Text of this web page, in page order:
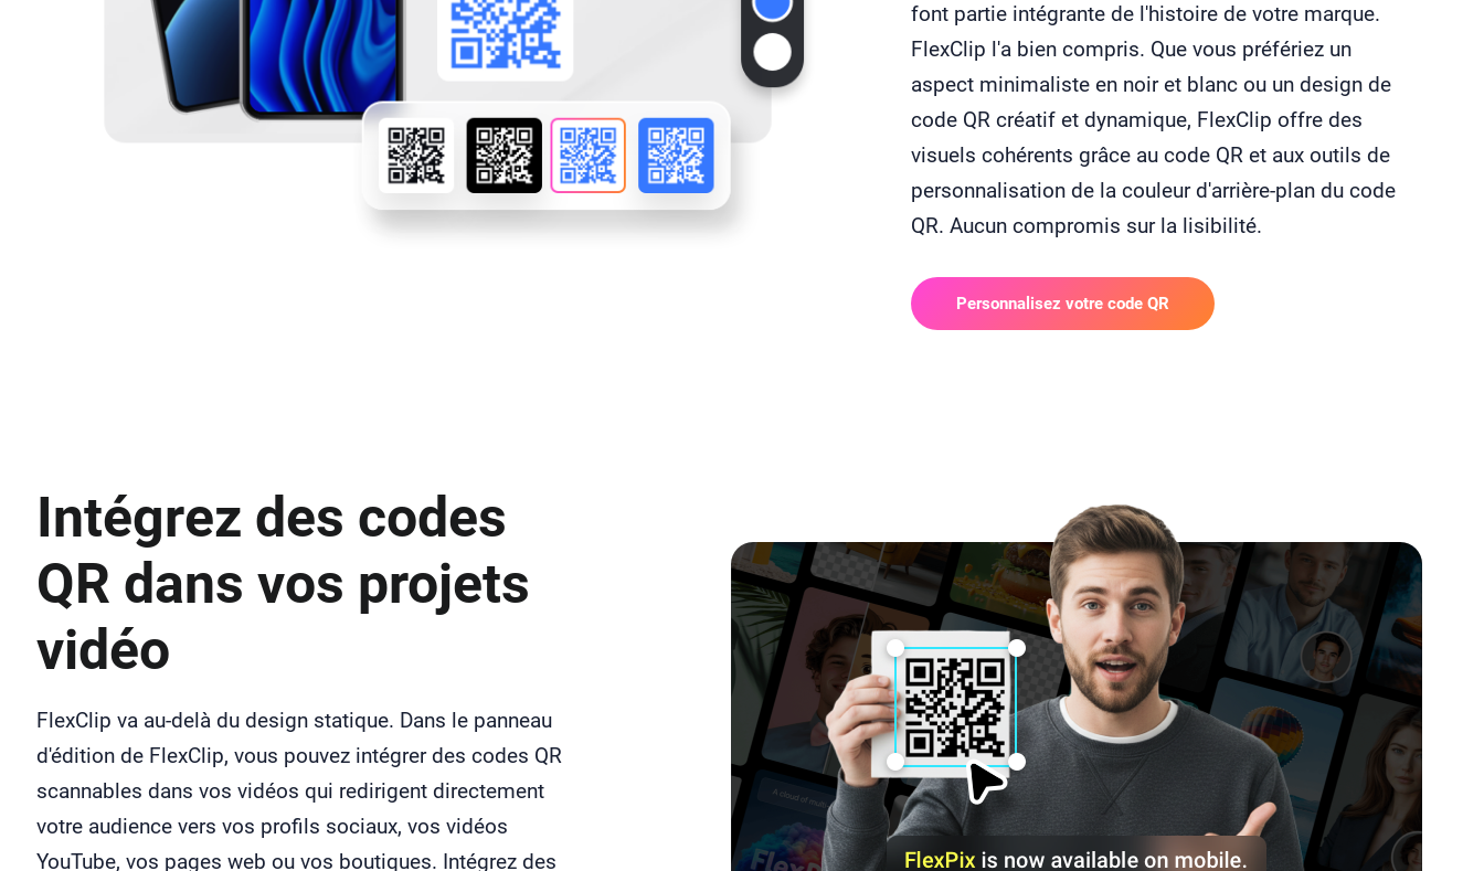
font partie intégrante de l'histoire de votre marque.
FlexClip l'a bien compris. Que vous préfériez un
aspect minimaliste en noir et blanc ou un design de
code QR créatif et dynamique, FlexClip offre des
visuels cohérents grâce au code QR et aux outils de
personnalisation de la couleur d'arrière-plan du code
QR. Aucun compromis sur la lisibilité.
Personnalisez votre code QR
Intégrez des codes
QR dans vos projets
vidéo
FlexClip va au-delà du design statique. Dans le panneau
d'édition de FlexClip, vous pouvez intégrer des codes QR
scannables dans vos vidéos qui redirigent directement
votre audience vers vos profils sociaux, vos vidéos
YouTube, vos pages web ou vos boutiques. Intégrez des